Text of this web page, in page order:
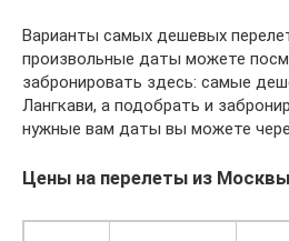
Варианты самых дешевых
произвольные даты можете
забронировать здесь: самые
Лангкави, а подобрать и
нужные вам даты вы можете
Цены на перелеты из Москвы